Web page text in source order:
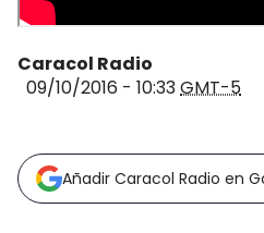
Caracol Radio
09/10/2016 - 10:33GMT-5
Añadir Caracol Radio en